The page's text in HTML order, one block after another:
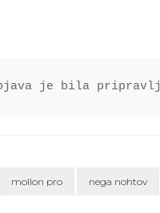
je bila
mollon pro nega nohtov